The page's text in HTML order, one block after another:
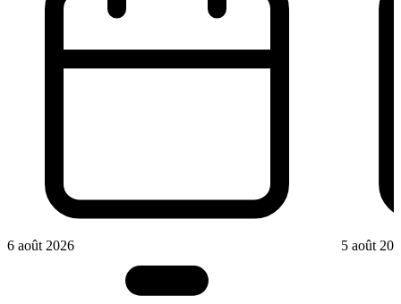
6 août 2026 5 août